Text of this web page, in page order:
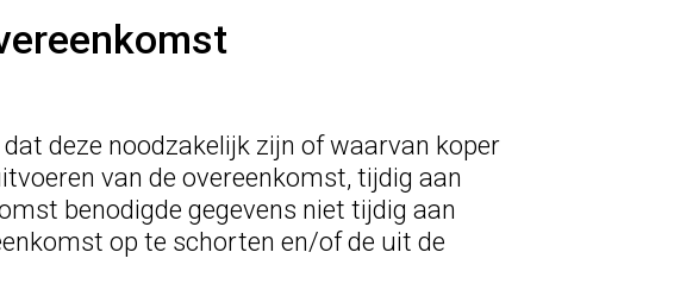
van de overeenkomst
deze noodzakelijk zijn of waarvan koper
van de overeenkomst, tijdig aan
benodigde gegevens niet tijdig aan
op te schorten en/of de uit de